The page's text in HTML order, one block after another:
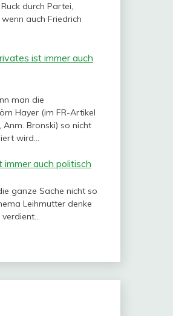
durch Partei,
auch Friedrich
ist immer auch
man die
Hayer (im FR-Artikel
Bronski) so nicht
wird…
immer auch politisch
ganze Sache nicht so
Leihmutter denke
verdient…